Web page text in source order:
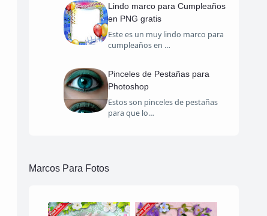
Lindo marco para Cumpleaños
en PNG gratis
Este es un muy lindo marco para
cumpleaños en …
Pinceles de Pestañas para
Photoshop
Estos son pinceles de pestañas
para que lo…
Marcos Para Fotos